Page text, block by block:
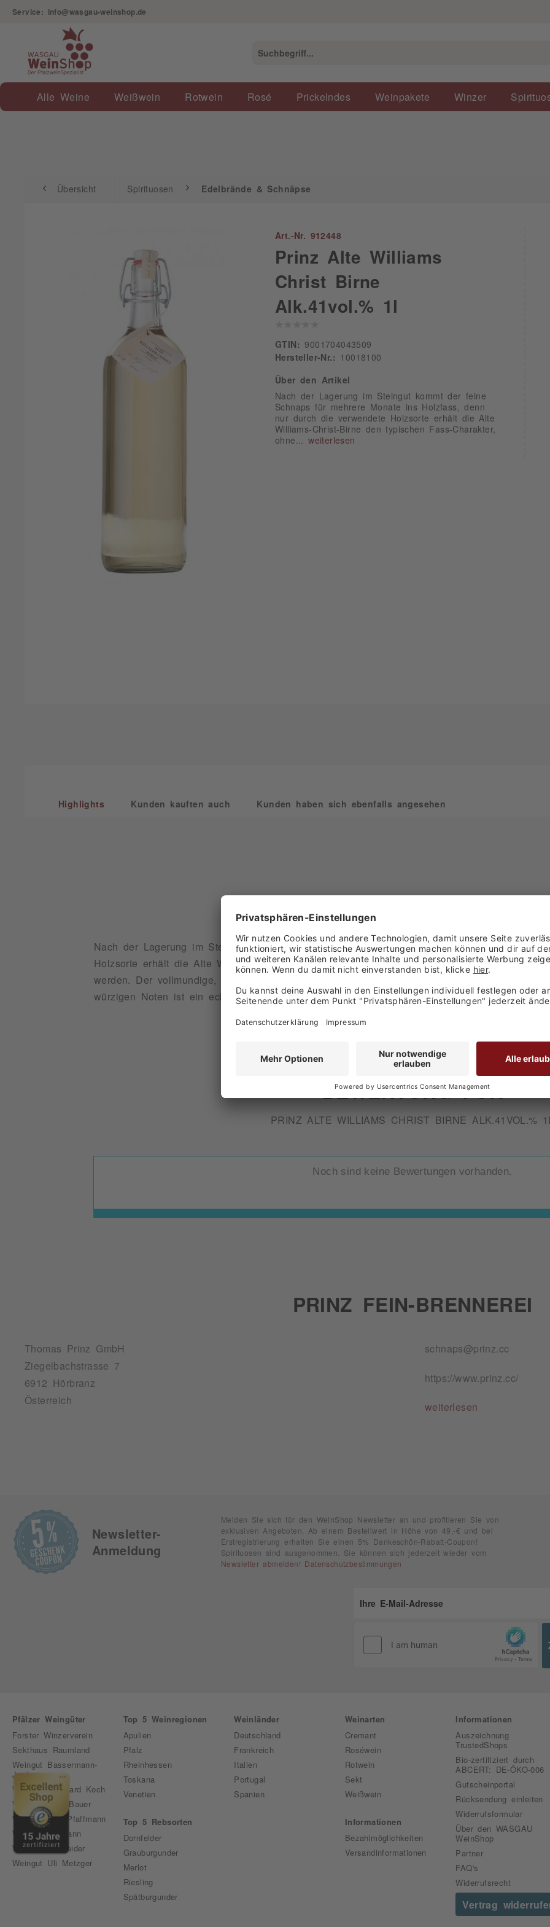
Service: info@wasgau-weinshop.de
Alle Weine Weißwein Rotwein Rosé Prickelndes Weinpakete Winzer
Übersicht Spirituosen
Übersicht Spirituosen Edelbrände & Schnäpse
Art.-Nr. 912448
Prinz Alte Williams
Christ Birne
Alk.41vol.% 1l
GTIN:
9001704043509
Hersteller-Nr.:
10018100
Über den Artikel
Nach der Lagerung im Steingut kommt der feine
Schnaps für mehrere Monate ins Holzfass, denn
nur durch die verwendete Holzsorte erhält die Alte
Williams-Christ-Birne den typischen Fass-Charakter,
ohne...weiterlesen
Highlights Kunden kauften auch Kunden haben sich ebenfalls angesehen
Nach der Lagerung im Steingut kommt der feine Schnaps für mehrere Monate ins Holzfass,
Holzsorte erhält die Alte Williams-Christ-Birne den typischen Fass-Charakter, ohne dass
werden. Der vollmundige, dennoch weiche Geschmack der Frucht gepaart mit einer
würzigen Noten ist ein echtes Genusserlebnis!
BEWERTUNG FÜR
PRINZ ALTE WILLIAMS CHRIST BIRNE ALK.41VOL.%
Noch sind keine Bewertungen vorhanden.
PRINZ FEIN-BRENNEREI
Thomas Prinz GmbH
Ziegelbachstrasse 7
6912 Hörbranz
Österreich
schnaps@prinz.cc
https://www.prinz.cc/
weiterlesen
Newsletter-
Anmeldung
Melden Sie sich für den WeinShop Newsletter an und profitieren Sie von
exklusiven Angeboten. Ab einem Bestellwert in Höhe von 49,-€ und bei
Erstregistrierung erhalten Sie einen 5% Dankeschön-Rabatt-Coupon!
Spirituosen sind ausgenommen. Sie können sich jederzeit wieder vom
Newsletter abmelden ! Datenschutzbestimmungen
Pfälzer Weingüter
Forster Winzerverein
Sekthaus Raumland
Weingut Bassermann-
Jordan
Weingut Bernhard Koch
Weingut Emil Bauer
Weingut Karl Pfaffmann
Weingut Pfirmann
Weingut Schneider
Weingut Uli Metzger
Top 5 Weinregionen
Apulien
Pfalz
Rheinhessen
Toskana
Venetien
Top 5 Rebsorten
Dornfelder
Grauburgunder
Merlot
Riesling
Spätburgunder
Weinländer
Deutschland
Frankreich
Italien
Portugal
Spanien
Weinarten
Cremant
Roséwein
Rotwein
Sekt
Weißwein
Informationen
Bezahlmöglichkeiten
Versandinformationen
Informationen
Auszeichnung
TrustedShops
Bio-zertifiziert durch
ABCERT: DE-ÖKO-006
Gutscheinportal
Rücksendung einleiten
Widerrufsformular
Über den WASGAU
WeinShop
Partner
FAQ's
Widerrufsrecht
Vertrag